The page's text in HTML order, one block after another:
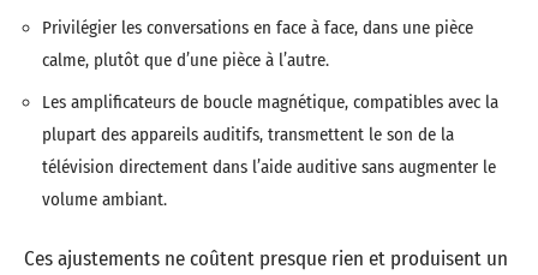
Privilégier les conversations en face à face, dans une pièce
calme, plutôt que d’une pièce à l’autre.
Les amplificateurs de boucle magnétique, compatibles avec la
plupart des appareils auditifs, transmettent le son de la
télévision directement dans l’aide auditive sans augmenter le
volume ambiant.
Ces ajustements ne coûtent presque rien et produisent un